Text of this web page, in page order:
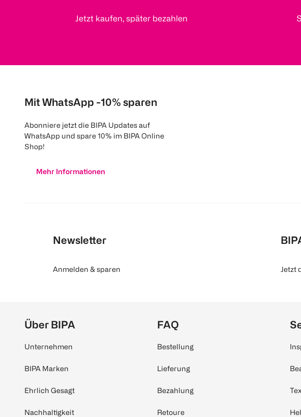
Jetzt kaufen, später bezahlen
Mit WhatsApp -10% sparen
Abonniere jetzt die BIPA Updates auf
WhatsApp und spare 10% im BIPA Online
Shop!
Mehr Informationen
Newsletter
Anmelden & sparen Jetzt
Über BIPA
Unternehmen
BIPA Marken
Ehrlich Gesagt
Nachhaltigkeit
FAQ
Bestellung
Lieferung
Bezahlung
Retoure